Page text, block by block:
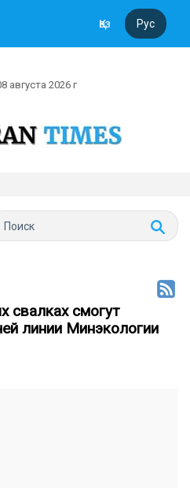
Қаз Рус
августа 2026 г
свалках смогут
линии Минэкологии